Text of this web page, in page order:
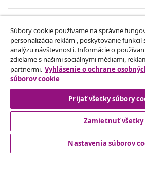
vidaXL
Nájdite viac
Súbory cookie používame na správne
personalizácia reklám , poskytovanie funkcií
analýzu návštevnosti. Informácie o
zdieľame s našimi sociálnymi médiami,
partnermi. Vyhlásenie o ochrane
súborov cookie
Prijať všetky súbory
Zamietnuť všetky
Nastavenia súborov